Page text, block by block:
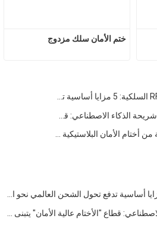
ختم الأمان سلك مزدوج
أختام كابلات RFID السلكية: 5 مزايا أساسية تدفع تحول الشحن العالمي نحو الأمن الذكي في عام 2026
أختام كابلات RFID السلكية: 5 مزايا أساسية تدفع تحول الشحن العالمي نحو الأمن الذكي في عام 2026